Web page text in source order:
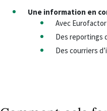
Une information en
Avec
Des reportings
Des courriers